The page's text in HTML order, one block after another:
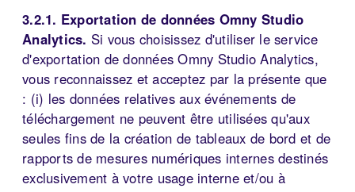
3.2.1. Exportation de données Omny Studio
Analytics. Si vous choisissez d'utiliser le service
d'exportation de données Omny Studio Analytics,
vous reconnaissez et acceptez par la présente que
: (i) les données relatives aux événements de
téléchargement ne peuvent être utilisées qu'aux
seules fins de la création de tableaux de bord et de
rapports de mesures numériques internes destinés
exclusivement à votre usage interne et/ou à